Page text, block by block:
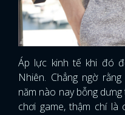
Áp lực kinh tế khi đó
Nhiên. Chẳng ngờ
năm nào nay bỗng
chơi game, thậm chí